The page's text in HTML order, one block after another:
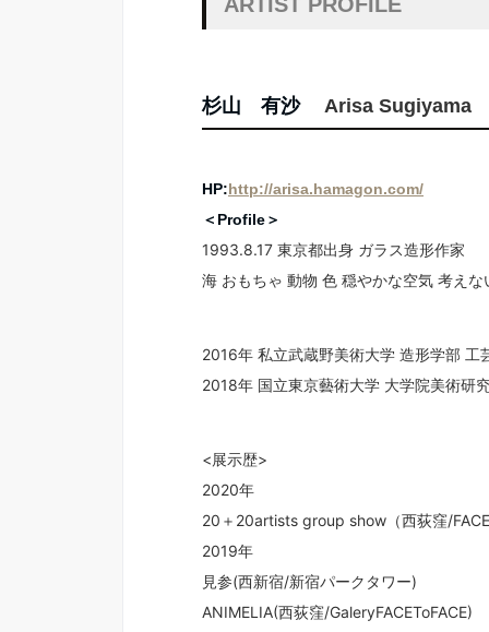
杉山 有沙 Arisa Sugiyama
HP:http://arisa.hamagon.com/
＜Profile＞
1993.8.17 東京都出身 ガラス造形作家
海 おもちゃ 動物 色 穏やかな空気 考えな
2016年 私立武蔵野美術大学 造形学部 工
2018年 国立東京藝術大学 大学院美術研
<展示歴>
2020年
20＋20artists group show（西荻窪/
2019年
見参(西新宿/新宿パークタワー)
ANIMELIA(西荻窪/GaleryFACEToFACE)